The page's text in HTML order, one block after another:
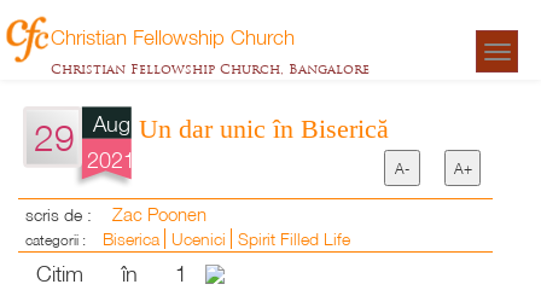
Christian Fellowship Church
Christian Fellowship Church, Bangalore
29
Aug
2021
Un dar unic în Biserică
A- A+
scris de : Zac Poonen
categorii : Biserica Ucenici Spirit Filled Life
Citim în 1